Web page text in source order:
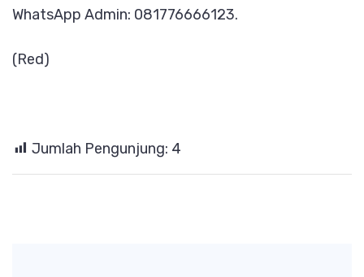
WhatsApp Admin: 081776666123.
(Red)
Jumlah Pengunjung: 4